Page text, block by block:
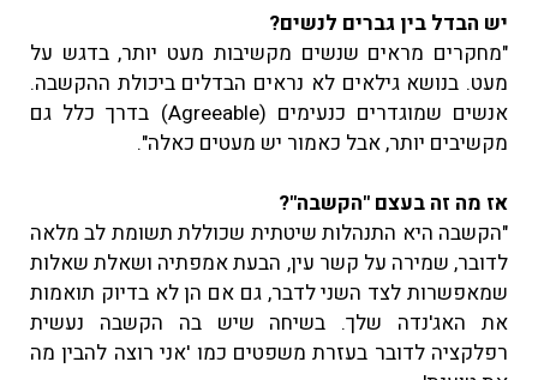
יש הבדל בין גברים לנשים?
"מחקרים מראים שנשים מקשיבות מעט יותר, בדגש על
מעט. בנושא גילאים לא נראים הבדלים ביכולת ההקשבה.
אנשים שמוגדרים כנעימים (Agreeable) בדרך כלל גם
מקשיבים יותר, אבל כאמור יש מעטים כאלה".
אז מה זה בעצם "הקשבה"?
"הקשבה היא התנהלות שיטתית שכוללת תשומת לב מלאה
לדובר, שמירה על קשר עין, הבעת אמפתיה ושאלת שאלות
שמאפשרות לצד השני לדבר, גם אם הן לא בדיוק תואמות
את האג'נדה שלך. בשיחה שיש בה הקשבה נעשית
רפלקציה לדובר בעזרת משפטים כמו 'אני רוצה להבין מה